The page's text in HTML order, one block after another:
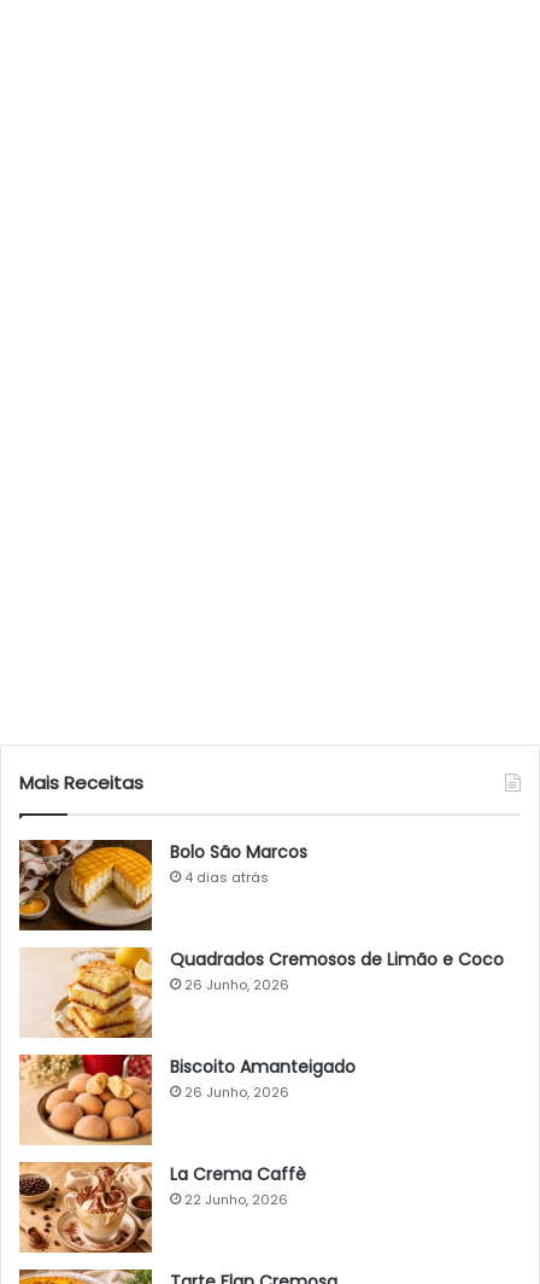
Mais Receitas
Bolo São Marcos
4 dias atrás
Quadrados Cremosos de Limão e Coco
26 Junho, 2026
Biscoito Amanteigado
26 Junho, 2026
La Crema Caffè
22 Junho, 2026